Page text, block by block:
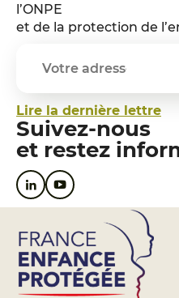
l’ONPE
et de la protection de
Lire la dernière lettre
Suivez-nous
et restez